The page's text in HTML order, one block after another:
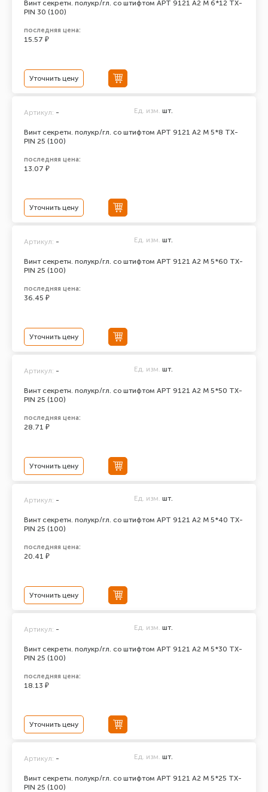
Винт секретн. полукр/гл. со штифтом АРТ 9121 А2 M 6*12 TX-
PIN 30 (100)
последняя цена:
15.57 ₽
Уточнить цену
Винт секретн. полукр/гл. со штифтом АРТ 9121 А2 M 5*8 TX-
PIN 25 (100)
Артикул: - Ед. изм. шт.
последняя цена:
13.07 ₽
Уточнить цену
Винт секретн. полукр/гл. со штифтом АРТ 9121 А2 M 5*60 TX-
PIN 25 (100)
Артикул: - Ед. изм. шт.
последняя цена:
36.45 ₽
Уточнить цену
Винт секретн. полукр/гл. со штифтом АРТ 9121 А2 M 5*50 TX-
PIN 25 (100)
Артикул: - Ед. изм. шт.
последняя цена:
28.71 ₽
Уточнить цену
Винт секретн. полукр/гл. со штифтом АРТ 9121 А2 M 5*40 TX-
PIN 25 (100)
Артикул: - Ед. изм. шт.
последняя цена:
20.41 ₽
Уточнить цену
Винт секретн. полукр/гл. со штифтом АРТ 9121 А2 M 5*30 TX-
PIN 25 (100)
Артикул: - Ед. изм. шт.
последняя цена:
18.13 ₽
Уточнить цену
Винт секретн. полукр/гл. со штифтом АРТ 9121 А2 M 5*25 TX-
PIN 25 (100)
Артикул: - Ед. изм. шт.